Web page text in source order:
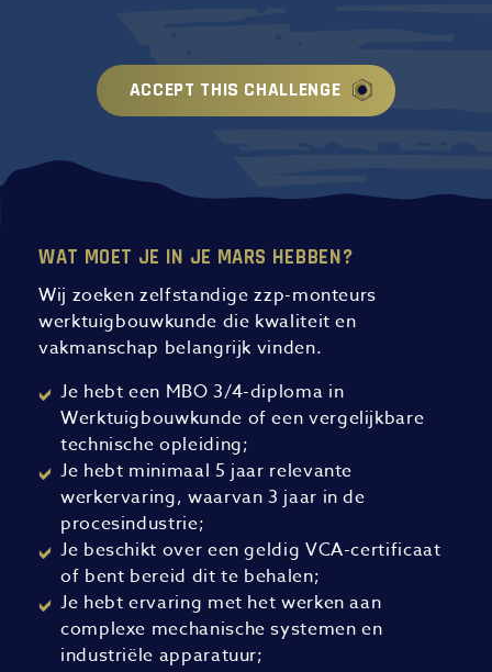
ACCEPT THIS CHALLENGE
WAT MOET JE IN JE MARS HEBBEN?
Wij zoeken zelfstandige zzp-monteurs
werktuigbouwkunde die kwaliteit en
vakmanschap belangrijk vinden.
Je hebt een MBO 3/4-diploma in
Werktuigbouwkunde of een vergelijkbare
technische opleiding;
Je hebt minimaal 5 jaar relevante
werkervaring, waarvan 3 jaar in de
procesindustrie;
Je beschikt over een geldig VCA-certificaat
of bent bereid dit te behalen;
Je hebt ervaring met het werken aan
complexe mechanische systemen en
industriële apparatuur;